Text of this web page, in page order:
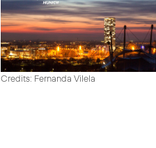
Credits: Fernanda Vilela